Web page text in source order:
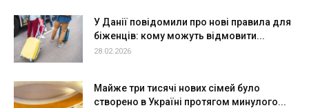
У Данії повідомили про нові правила для
біженців: кому можуть відмовити...
28.02.2026
Майже три тисячі нових сімей було
створено в Україні протягом минулого...